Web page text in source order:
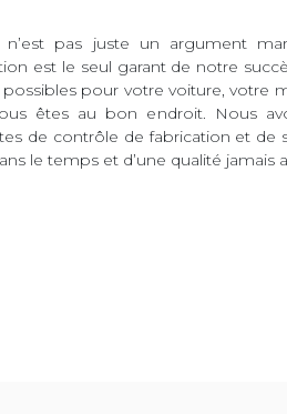
pas juste un argument
est le seul garant de notre
possibles pour votre voiture, votre
êtes au bon endroit. Nous
de contrôle de fabrication et de
le temps et d’une qualité jamais